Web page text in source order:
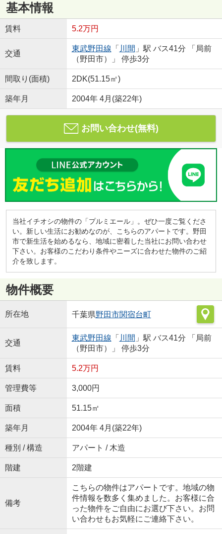
基本情報
賃料 5.2万円
交通
東武野田線 「 川間 」駅 バス41分 「局前
（野田市）」 停歩3分
間取り(面積) 2DK(51.15㎡)
築年月 2004年 4月(築22年)
お問い合わせ(無料)
当社イチオシの物件の「プルミエール」。ぜひ一度ご覧くださ
い。新しい生活にお勧めなのが、こちらのアパートです。野田
市で新生活を始めるなら、地域に密着した当社にお問い合わせ
下さい。お客様のこだわり条件やニーズに合わせた物件のご紹
介を致します。
物件概要
所在地 千葉県野田市関宿台町
交通
東武野田線 「 川間 」駅 バス41分 「局前
（野田市）」 停歩3分
賃料 5.2万円
管理費等 3,000円
面積 51.15㎡
築年月 2004年 4月(築22年)
種別 / 構造 アパート / 木造
階建 2階建
備考
こちらの物件はアパートです。地域の物
件情報を数多く集めました。お客様に合
った物件をご自由にお選び下さい。お問
い合わせもお気軽にご連絡下さい。